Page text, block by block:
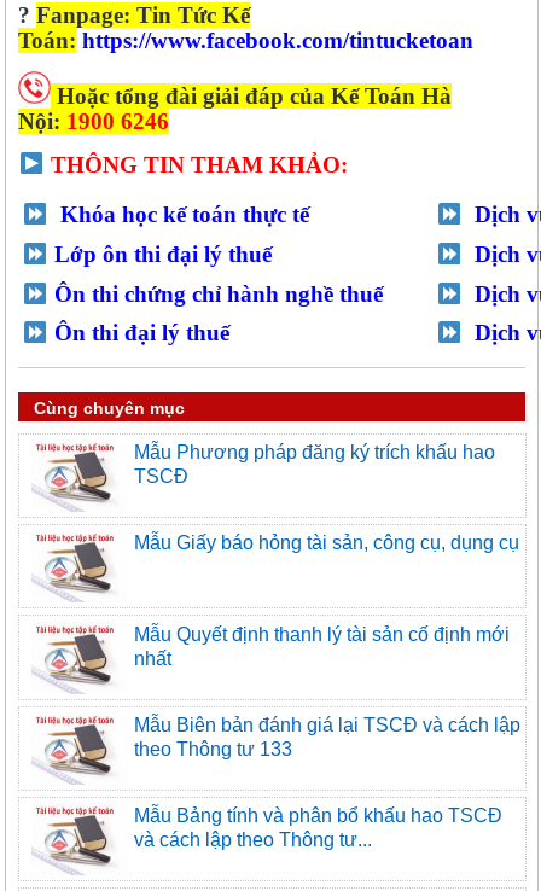
?Fanpage: Tin Tức Kế
Toán: https://www.facebook.com/tintucketoan
Hoặc tổng đài giải đáp của Kế Toán Hà
Nội: 1900 6246
THÔNG TIN THAM KHẢO:
Khóa học kế toán thực tế
Dịch
Lớp ôn thi đại lý thuế
Dịch
Ôn thi chứng chỉ hành nghề thuế
Dịch
Ôn thi đại lý thuế
Dịch
Cùng chuyên mục
Mẫu Phương pháp đăng ký trích khấu hao
TSCĐ
Mẫu Giấy báo hỏng tài sản, công cụ, dụng cụ
Mẫu Quyết định thanh lý tài sản cố định mới
nhất
Mẫu Biên bản đánh giá lại TSCĐ và cách lập
theo Thông tư 133
Mẫu Bảng tính và phân bổ khấu hao TSCĐ
và cách lập theo Thông tư...